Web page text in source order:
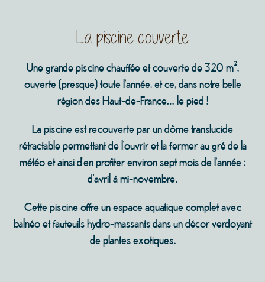
La piscine couverte
Une grande piscine chauffée et couverte de 320 m²,
ouverte (presque) toute l’année, et ce, dans notre belle
région des Haut-de-France… le pied !
La piscine est recouverte par un dôme translucide
rétractable permettant de l’ouvrir et la fermer au gré de la
météo et ainsi d’en profiter environ sept mois de l’année :
d’avril à mi-novembre.
Cette piscine offre un espace aquatique complet avec
balnéo et fauteuils hydro-massants dans un décor verdoyant
de plantes exotiques.